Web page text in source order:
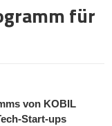
für
von KOBIL
Start-ups